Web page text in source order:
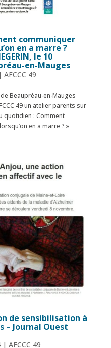
communiquer
en a marre ?
le 10
en-Mauges
AFCCC 49
Beaupréau-en-Mauges
49 un atelier parents sur
quotidien : Comment
en a marre ? »
de sensibilisation à
– Journal Ouest
| AFCCC 49